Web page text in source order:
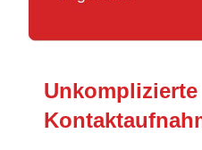
Unkomplizierte